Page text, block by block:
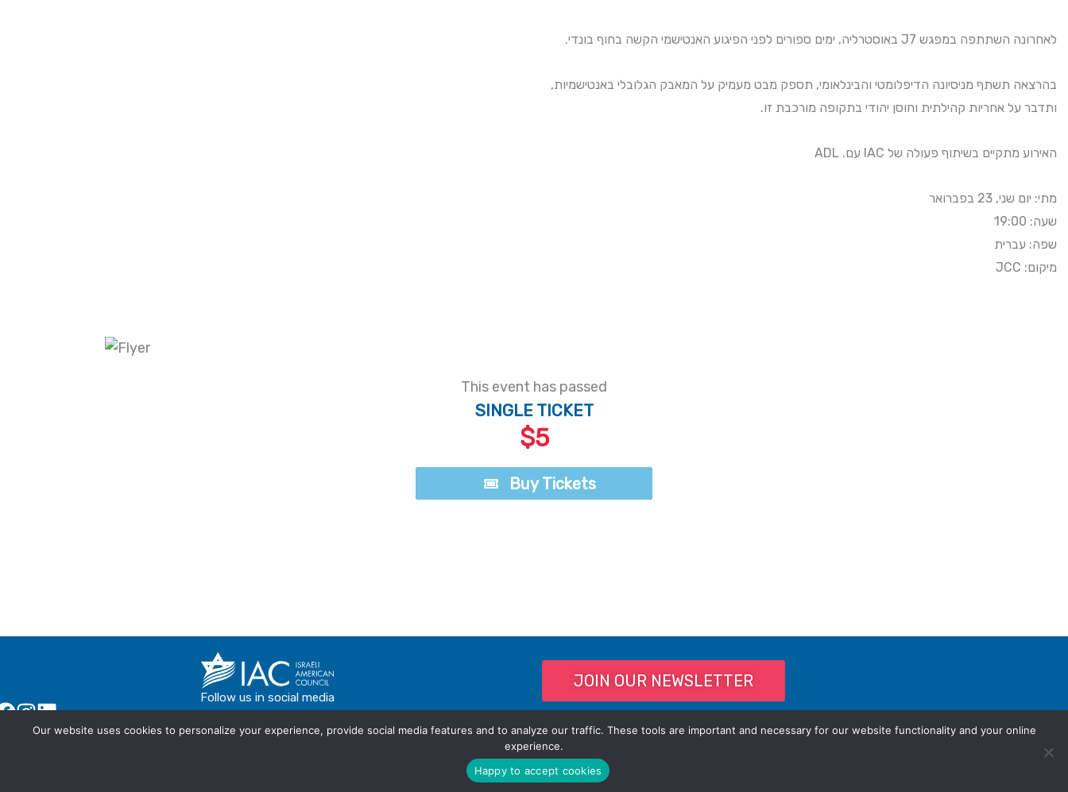
לאחרונה השתתפה במפגש J7 באוסטרליה, ימים ספורים לפני הפיגוע האנטישמי הקשה בחוף בונדי.
בהרצאה תשתף מניסיונה הדיפלומטי והבינלאומי, תספק מבט מעמיק על המאבק הגלובלי באנטישמיות,
ותדבר על אחריות קהילתית וחוסן יהודי בתקופה מורכבת זו.
האירוע מתקיים בשיתוף פעולה של IAC עם. ADL
מתי: יום שני, 23 בפברואר
שעה: 19:00
שפה: עברית
מיקום: JCC
This event has passed
SINGLE TICKET
$5
Buy Tickets
Follow us in social media
JOIN OUR NEWSLETTER
Our website uses cookies to personalize your experience, provide social media features and to analyze our traffic. These tools are important and necessary for our website functionality and your online
experience.
Happy to accept cookies